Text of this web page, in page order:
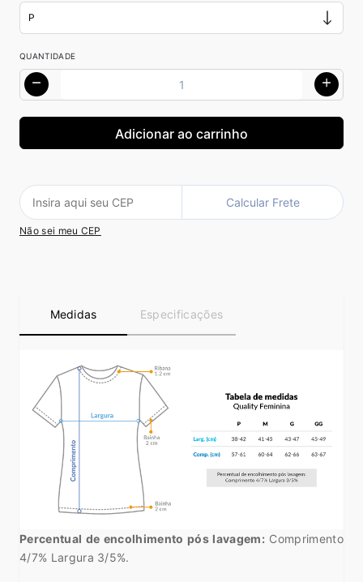
QUANTIDADE
Calcular Frete
Não sei meu CEP
Medidas Especificações
Percentual de encolhimento pós lavagem: Comprimento
4/7% Largura 3/5%.